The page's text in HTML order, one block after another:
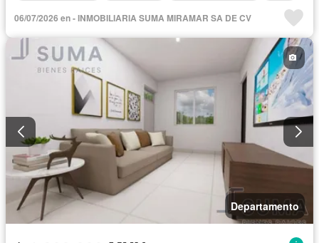
06/07/2026 en - INMOBILIARIA SUMA MIRAMAR SA DE CV
Departamento